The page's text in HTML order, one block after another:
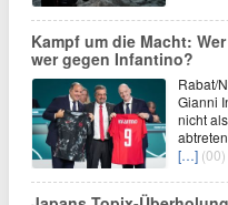
Kampf um die Macht:
wer gegen Infantino?
Rabat/
Gianni
nicht
[…] (00)